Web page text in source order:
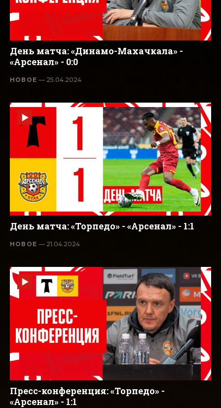
День матча: «Динамо-Махачкала» -
«Арсенал» - 0:0
НОВОЕ— 25.04.2024
День матча: «Торпедо» - «Арсенал» - 1:1
НОВОЕ— 21.04.2024
Пресс-конференция: «Торпедо» -
«Арсенал» - 1:1